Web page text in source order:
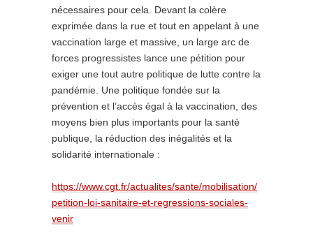
nécessaires pour cela. Devant la colère
exprimée dans la rue et tout en appelant à une
vaccination large et massive, un large arc de
forces progressistes lance une pétition pour
exiger une tout autre politique de lutte contre la
pandémie. Une politique fondée sur la
prévention et l’accès égal à la vaccination, des
moyens bien plus importants pour la santé
publique, la réduction des inégalités et la
solidarité internationale :
https://www.cgt.fr/actualites/sante/mobilisation/
petition-loi-sanitaire-et-regressions-sociales-
venir